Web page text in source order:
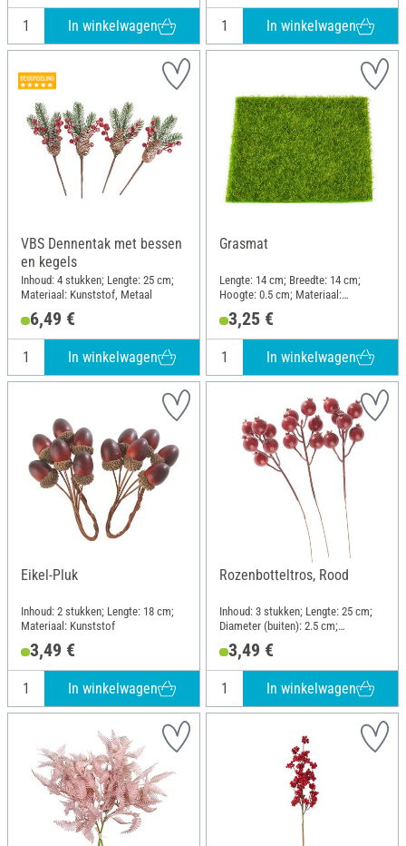
In winkelwagen In winkelwagen
VBS Dennentak met bessen
en kegels
Inhoud: 4 stukken; Lengte: 25 cm;
Materiaal: Kunststof, Metaal
6,49 €
In winkelwagen
Grasmat
Lengte: 14 cm; Breedte: 14 cm;
Hoogte: 0.5 cm; Materiaal:
Kunststof
3,25 €
In winkelwagen
Eikel-Pluk
Inhoud: 2 stukken; Lengte: 18 cm;
Materiaal: Kunststof
3,49 €
In winkelwagen
Rozenbotteltros, Rood
Inhoud: 3 stukken; Lengte: 25 cm;
Diameter (buiten): 2.5 cm;
3,49 €
In winkelwagen